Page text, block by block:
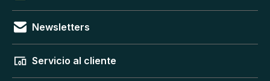
Newsletters
Servicio al cliente